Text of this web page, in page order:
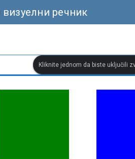
речник
Kliknite jednom da biste uključili